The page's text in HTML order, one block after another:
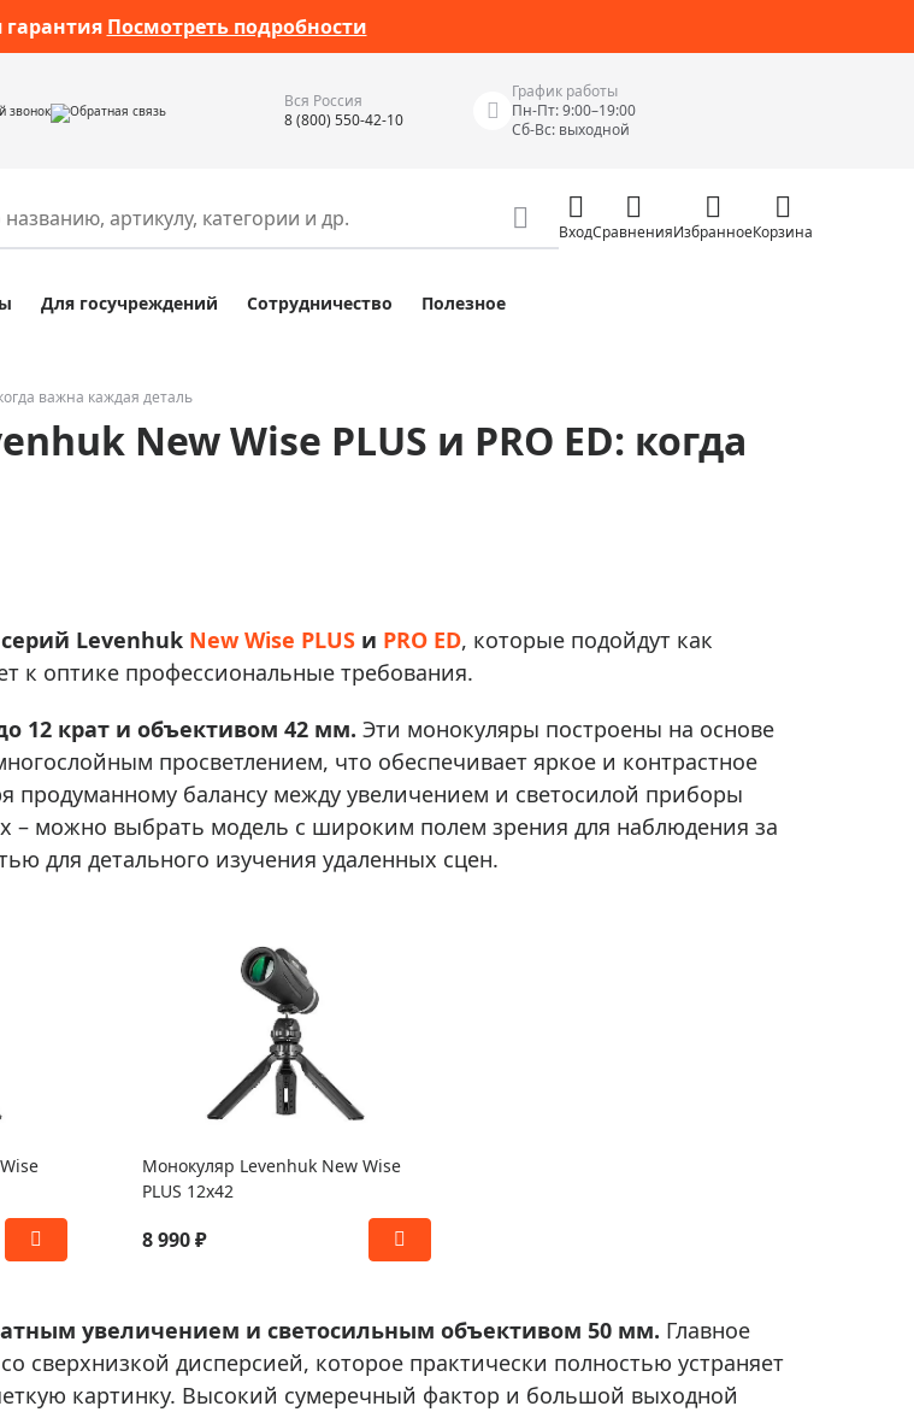
гарантия Посмотреть подробности
звонок Обратная связь
Вся Россия
8 (800) 550-42-10
График работы
Пн-Пт: 9:00–19:00
Сб-Вс: выходной
Разное
Компасы
Наборы исследователя Bresser Junior
Сумки, кейсы, чехлы
Трихинеллоскопы
Карты, постеры, литература
Фонари
Элементы питания, карты памяти
Фотооборудование
Измерительные инструменты
Цифровые уровни и угломеры
Электроизмерительные приборы
Влагомеры (датчики влажности)
Измерители параметров окружающей
среды
Термометры кулинарные (термощупы)
Видеоэндоскопы
Курвиметры
ВходСравненияИзбранноеКорзина
Для госучреждений Сотрудничество Полезное
важна каждая деталь
New Wise PLUS и PRO ED: когда
Levenhuk New Wise PLUS и PRO ED, которые подойдут как
к оптике профессиональные требования.
12 крат и объективом 42 мм. Эти монокуляры построены на основе
просветлением, что обеспечивает яркое и контрастное
продуманному балансу между увеличением и светосилой приборы
– можно выбрать модель с широким полем зрения для наблюдения за
для детального изучения удаленных сцен.
Монокуляр Levenhuk New Wise
PLUS 12x42
8 990 ₽
увеличением и светосильным объективом 50 мм. Главное
сверхнизкой дисперсией, которое практически полностью устраняет
картинку. Высокий сумеречный фактор и большой выходной